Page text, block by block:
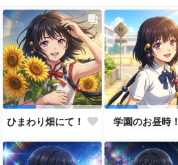
ひまわり畑にて！ 学園のお昼時！